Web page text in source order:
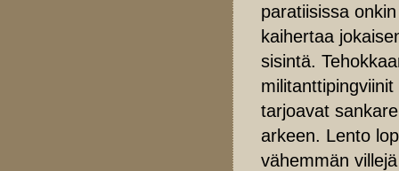
paratiisissa
kaihertaa
sisintä.
tarjoavat
arkeen. Lento
vähemmän